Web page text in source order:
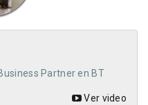
Partner en BT
Ver video